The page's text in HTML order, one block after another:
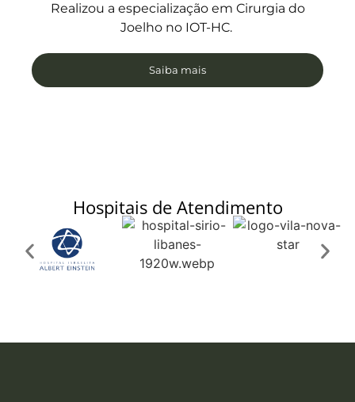
Realizou a especialização em Cirurgia do
Joelho no IOT-HC.
Saiba mais
Hospitais de Atendimento